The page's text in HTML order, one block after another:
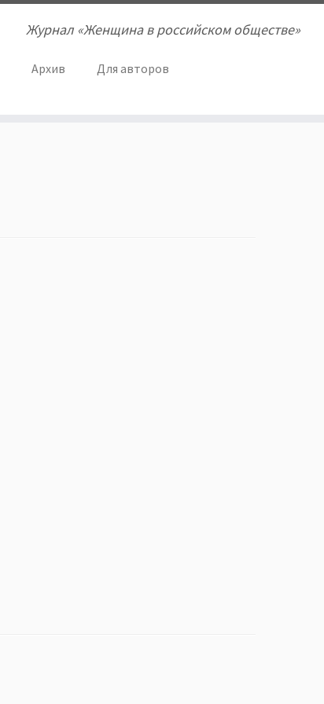
Журнал «Женщина в российском обществе»
Архив
Для авторов